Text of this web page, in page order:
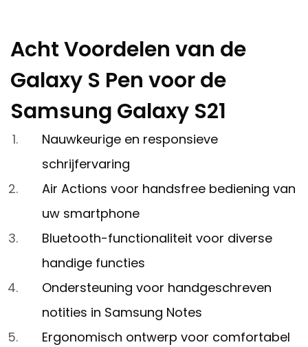
Acht Voordelen van de
Galaxy S Pen voor de
Samsung Galaxy S21
Nauwkeurige en responsieve
schrijfervaring
Air Actions voor handsfree bediening van
uw smartphone
Bluetooth-functionaliteit voor diverse
handige functies
Ondersteuning voor handgeschreven
notities in Samsung Notes
Ergonomisch ontwerp voor comfortabel